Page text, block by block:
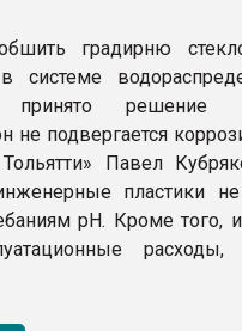
градирню
системе
принято решение
не подвергается
Павел
пластики
pH. Кроме того,
расходы,